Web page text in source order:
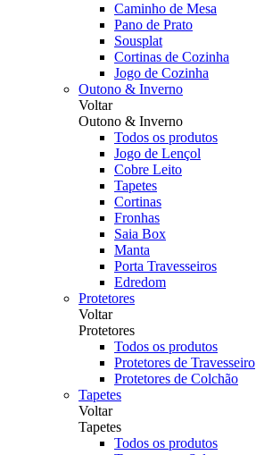
Caminho de Mesa
Pano de Prato
Sousplat
Cortinas de Cozinha
Jogo de Cozinha
Outono & Inverno
Voltar
Outono & Inverno
Todos os produtos
Jogo de Lençol
Cobre Leito
Tapetes
Cortinas
Fronhas
Saia Box
Manta
Porta Travesseiros
Edredom
Protetores
Voltar
Protetores
Todos os produtos
Protetores de Travesseiro
Protetores de Colchão
Tapetes
Voltar
Tapetes
Todos os produtos